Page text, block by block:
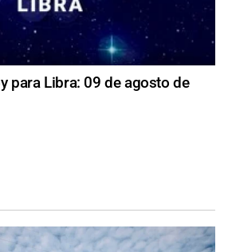
para Libra: 09 de agosto de